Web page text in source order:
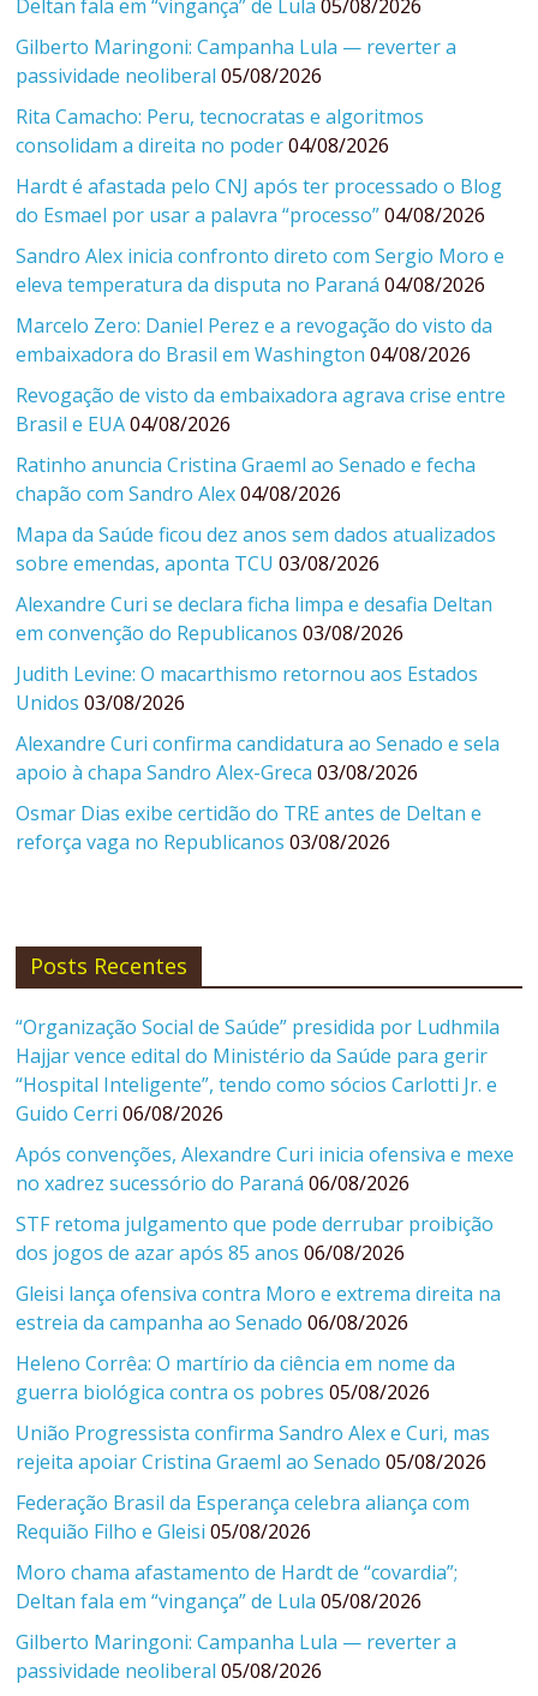
Deltan fala em “vingança” de Lula 05/08/2026
Gilberto Maringoni: Campanha Lula — reverter a
passividade neoliberal 05/08/2026
Rita Camacho: Peru, tecnocratas e algoritmos
consolidam a direita no poder 04/08/2026
Hardt é afastada pelo CNJ após ter processado o Blog
do Esmael por usar a palavra “processo” 04/08/2026
Sandro Alex inicia confronto direto com Sergio Moro e
eleva temperatura da disputa no Paraná 04/08/2026
Marcelo Zero: Daniel Perez e a revogação do visto da
embaixadora do Brasil em Washington 04/08/2026
Revogação de visto da embaixadora agrava crise entre
Brasil e EUA 04/08/2026
Ratinho anuncia Cristina Graeml ao Senado e fecha
chapão com Sandro Alex 04/08/2026
Mapa da Saúde ficou dez anos sem dados atualizados
sobre emendas, aponta TCU 03/08/2026
Alexandre Curi se declara ficha limpa e desafia Deltan
em convenção do Republicanos 03/08/2026
Judith Levine: O macarthismo retornou aos Estados
Unidos 03/08/2026
Alexandre Curi confirma candidatura ao Senado e sela
apoio à chapa Sandro Alex-Greca 03/08/2026
Osmar Dias exibe certidão do TRE antes de Deltan e
reforça vaga no Republicanos 03/08/2026
Posts Recentes
“Organização Social de Saúde” presidida por Ludhmila
Hajjar vence edital do Ministério da Saúde para gerir
“Hospital Inteligente”, tendo como sócios Carlotti Jr. e
Guido Cerri 06/08/2026
Após convenções, Alexandre Curi inicia ofensiva e mexe
no xadrez sucessório do Paraná 06/08/2026
STF retoma julgamento que pode derrubar proibição
dos jogos de azar após 85 anos 06/08/2026
Gleisi lança ofensiva contra Moro e extrema direita na
estreia da campanha ao Senado 06/08/2026
Heleno Corrêa: O martírio da ciência em nome da
guerra biológica contra os pobres 05/08/2026
União Progressista confirma Sandro Alex e Curi, mas
rejeita apoiar Cristina Graeml ao Senado 05/08/2026
Federação Brasil da Esperança celebra aliança com
Requião Filho e Gleisi 05/08/2026
Moro chama afastamento de Hardt de “covardia”;
Deltan fala em “vingança” de Lula 05/08/2026
Gilberto Maringoni: Campanha Lula — reverter a
passividade neoliberal 05/08/2026